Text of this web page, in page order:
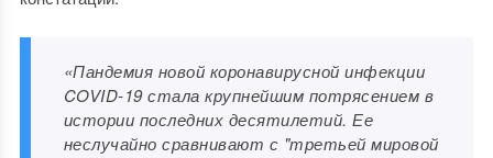
«Пандемия новой коронавирусной инфекции
COVID-19 стала крупнейшим потрясением в
истории последних десятилетий. Ее
неслучайно сравнивают с "третьей мировой